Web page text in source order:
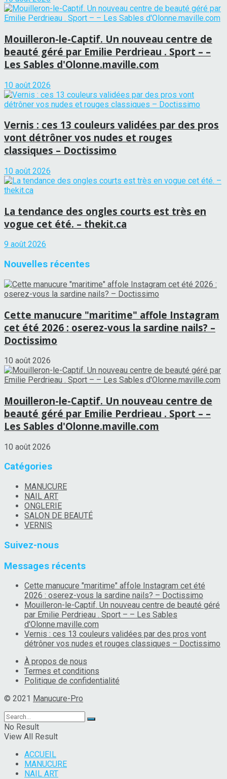
Mouilleron-le-Captif. Un nouveau centre de
beauté géré par Emilie Perdrieau . Sport – –
Les Sables d'Olonne.maville.com
10 août 2026
Vernis : ces 13 couleurs validées par des pros
vont détrôner vos nudes et rouges
classiques – Doctissimo
10 août 2026
La tendance des ongles courts est très en
vogue cet été. – thekit.ca
9 août 2026
Nouvelles récentes
Cette manucure "maritime" affole Instagram
cet été 2026 : oserez-vous la sardine nails? –
Doctissimo
10 août 2026
Mouilleron-le-Captif. Un nouveau centre de
beauté géré par Emilie Perdrieau . Sport – –
Les Sables d'Olonne.maville.com
10 août 2026
Catégories
MANUCURE
NAIL ART
ONGLERIE
SALON DE BEAUTÉ
VERNIS
Suivez-nous
Messages récents
Cette manucure "maritime" affole Instagram cet été
2026 : oserez-vous la sardine nails? – Doctissimo
Mouilleron-le-Captif. Un nouveau centre de beauté géré
par Emilie Perdrieau . Sport – – Les Sables
d'Olonne.maville.com
Vernis : ces 13 couleurs validées par des pros vont
détrôner vos nudes et rouges classiques – Doctissimo
À propos de nous
Termes et conditions
Politique de confidentialité
© 2021 Manucure-Pro
No Result
View All Result
ACCUEIL
MANUCURE
NAIL ART